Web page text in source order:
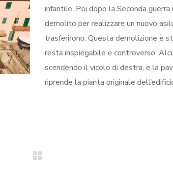
infantile. Poi dopo la Seconda
demolito per realizzare un nuovo
trasferirono. Questa demolizione è
resta inspiegabile e controverso.
scendendo il vicolo di destra, e la
riprende la pianta originale